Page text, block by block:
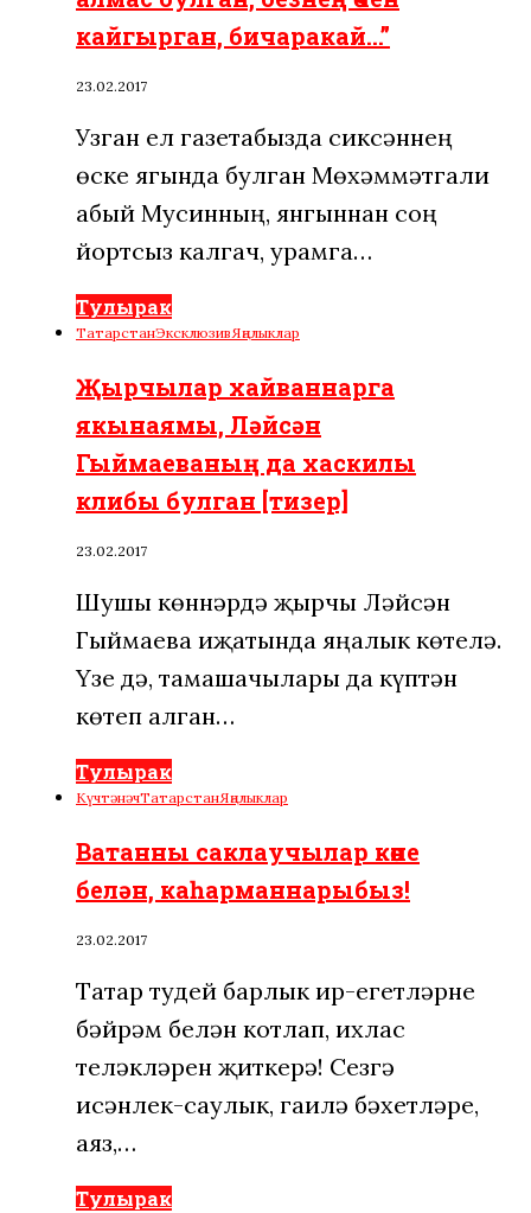
кайгырган, бичаракай…”
23.02.2017
Узган ел газетабызда сиксәннең
өске ягында булган Мөхәммәтгали
абый Мусинның, янгыннан соң
йортсыз калгач, урамга…
Тулырак
ТатарстанЭксклюзивЯңалыклар
Җырчылар хайваннарга
якынаямы, Ләйсән
Гыймаеваның да хаскилы
клибы булган [тизер]
23.02.2017
Шушы көннәрдә җырчы Ләйсән
Гыймаева иҗатында яңалык көтелә.
Үзе дә, тамашачылары да күптән
көтеп алган…
Тулырак
КүчтәнәчТатарстанЯңалыклар
Ватанны саклаучылар көне
белән, каһарманнарыбыз!
23.02.2017
Татар тудей барлык ир-егетләрне
бәйрәм белән котлап, ихлас
теләкләрен җиткерә! Сезгә
исәнлек-саулык, гаилә бәхетләре,
аяз,…
Тулырак